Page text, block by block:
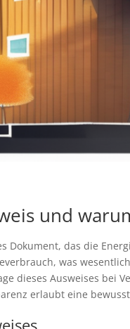
und
Dokument, das die
was
dieses Ausweises bei
erlaubt eine